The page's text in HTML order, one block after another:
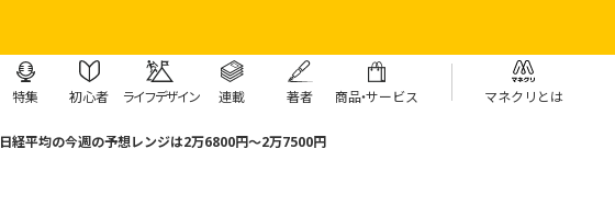
特集 初心者 ライフデザイン 連載 著者 商品・サービス マネクリとは
日経平均の今週の予想レンジは2万6800円～2万7500円